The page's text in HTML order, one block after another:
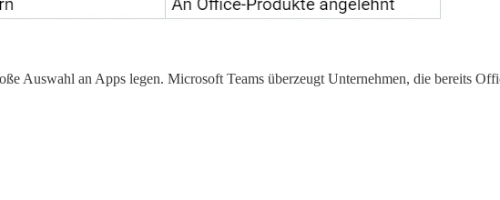
Auswahl an Apps legen. Microsoft Teams überzeugt Unternehmen, die bereits